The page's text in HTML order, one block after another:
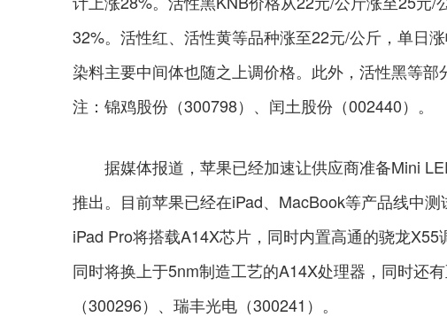
32%。活性红、活性黄等品种涨至22元/公斤，单日
染料主要中间体也随之上调价格。此外，活性黑等
注：锦鸡股份（300798）、闰土股份（002440）。
据媒体报道，苹果已经加速让供应商准备Mini
推出。目前苹果已经在iPad、MacBook等产品线中
iPad Pro将搭载A14X芯片，同时内置高通的骁龙
同时将换上于5nm制造工艺的A14X处理器，同时还
（300296）、瑞丰光电（300241）。